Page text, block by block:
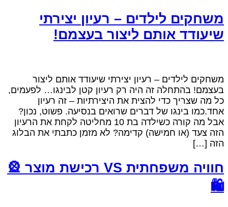
לילדים – רעיון יצירתי
אותם ליצור בעצמם!
לילדים – רעיון יצירתי שיעודד אותם ליצור
בהתחלה זה היה רק רעיון קטן לבינגו… לפעמים,
מה שצריך כדי להצית את היצירתיות – זה רעיון
בינגו של דברים שרואים בנסיעה. פשוט, נכון?
אבל מה קורה כשילדה בת 10 מחליטה לקחת את הרעיון
צעד (או חמישה) קדימה? לא מזמן כתבתי את הבלוג
[…]
חוויה משפחתית VS רכישת מוצר 🎡